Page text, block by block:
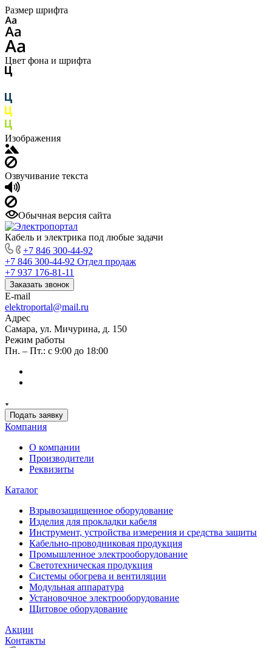
Размер шрифта
Цвет фона и шрифта
Изображения
Озвучивание текста
Обычная версия сайта
Кабель и электрика под любые задачи
+7 846 300-44-92
+7 846 300-44-92 Отдел продаж
+7 937 176-81-11
Заказать звонок
E-mail
elektroportal@mail.ru
Адрес
Самара, ул. Мичурина, д. 150
Режим работы
Пн. – Пт.: с 9:00 до 18:00
Подать заявку
Компания
О компании
Производители
Реквизиты
Каталог
Взрывозащищенное оборудование
Изделия для прокладки кабеля
Инструмент, устройства измерения и средства защиты
Кабельно-проводниковая продукция
Промышленное электрооборудование
Светотехническая продукция
Системы обогрева и вентиляции
Модульная аппаратура
Установочное электрооборудование
Щитовое оборудование
Акции
Контакты